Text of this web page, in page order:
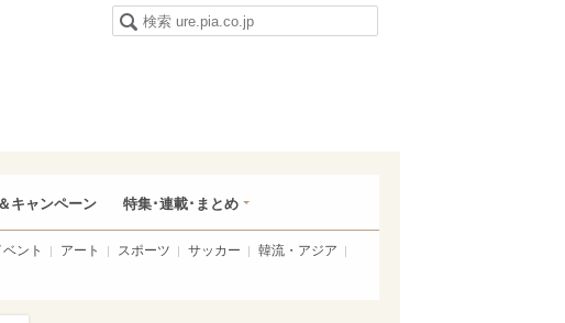
キャンペーン 特集･連載･まとめ
ベント アート スポーツ サッカー
韓流・アジア